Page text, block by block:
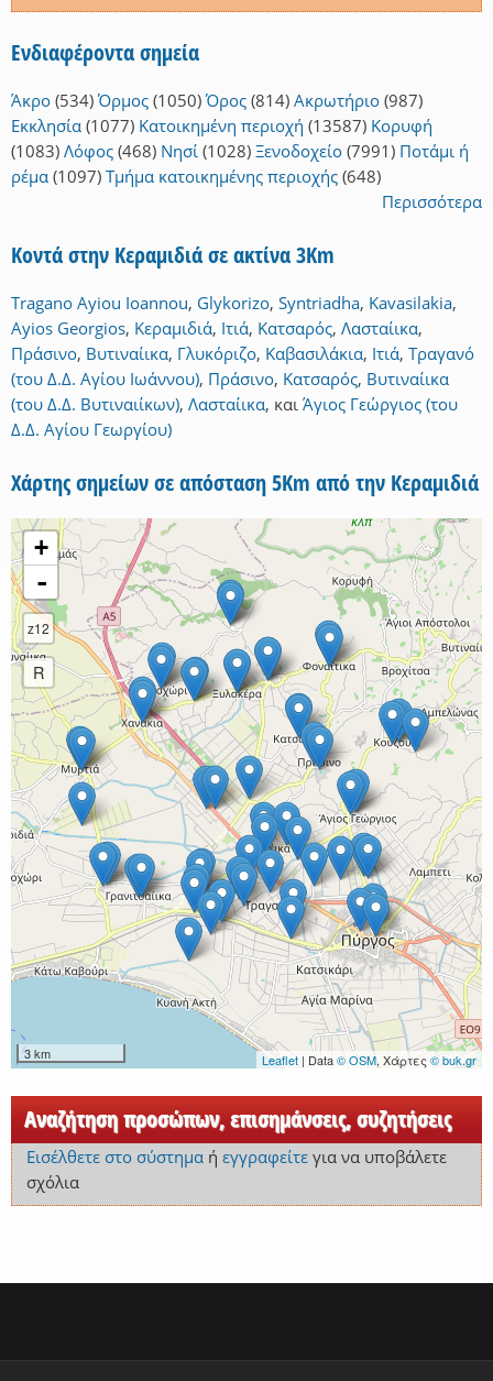
Ενδιαφέροντα σημεία
Άκρο (534) Όρμος (1050) Όρος (814) Ακρωτήριο (987)
Εκκλησία (1077) Κατοικημένη περιοχή (13587) Κορυφή
(1083) Λόφος (468) Νησί (1028) Ξενοδοχείο (7991) Ποτάμι ή
ρέμα (1097) Τμήμα κατοικημένης περιοχής (648)
Περισσότερα
Κοντά στην Κεραμιδιά σε ακτίνα 3Km
Tragano Ayiou Ioannou, Glykorizo, Syntriadha, Kavasilakia,
Ayios Georgios, Κεραμιδιά, Ιτιά, Κατσαρός, Λασταίικα,
Πράσινο, Βυτιναίικα, Γλυκόριζο, Καβασιλάκια, Ιτιά, Τραγανό
(του Δ.Δ. Αγίου Ιωάννου), Πράσινο, Κατσαρός, Βυτιναίικα
(του Δ.Δ. Βυτιναιίκων), Λασταίικα, και Άγιος Γεώργιος (του
Δ.Δ. Αγίου Γεωργίου)
Χάρτης σημείων σε απόσταση 5Km από την Κεραμιδιά
+
-
z12
R
3 km Leaflet | Data© OSM, Χάρτες © buk.gr
Αναζήτηση προσώπων, επισημάνσεις, συζητήσεις
Εισέλθετε στο σύστημαή εγγραφείτεγια να υποβάλετε
σχόλια